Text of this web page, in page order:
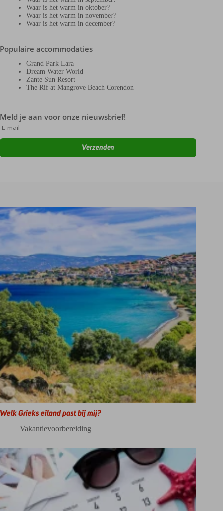
Waar is het warm in oktober?
Waar is het warm in november?
Waar is het warm in december?
Populaire accommodaties
Grand Park Lara
Dream Water World
Zante Sun Resort
The Rif at Mangrove Beach Corendon
Meld je aan voor onze nieuwsbrief!
Welk Grieks eiland past bij mij?
Vakantievoorbereiding